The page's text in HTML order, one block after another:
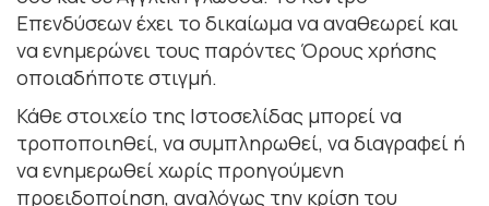
Επενδύσεων έχει το δικαίωµα να αναθεωρεί και
να ενηµερώνει τους παρόντες Όρους χρήσης
οποιαδήποτε στιγµή.
Κάθε στοιχείο της Ιστοσελίδας µπορεί να
τροποποιηθεί, να συµπληρωθεί, να διαγραφεί ή
να ενηµερωθεί χωρίς προηγούμενη
προειδοποίηση, αναλόγως την κρίση του